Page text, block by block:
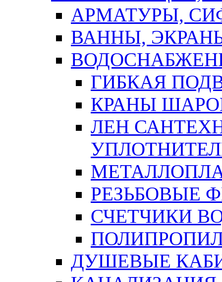
АРМАТУРЫ,
ВАННЫ,
ГИБКАЯ
КРАНЫ
ЛЕН
РЕЗЬБОВЫЕ
СЧЕТЧИКИ
ДУШЕВЫЕ